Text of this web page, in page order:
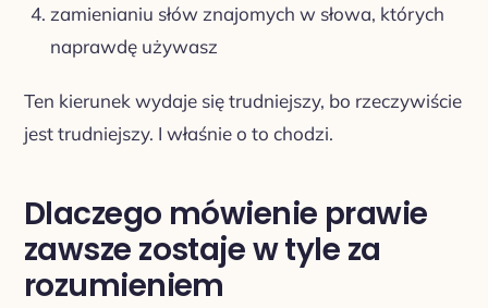
zamienianiu słów znajomych w słowa, których
naprawdę używasz
Ten kierunek wydaje się trudniejszy, bo rzeczywiście
jest trudniejszy. I właśnie o to chodzi.
Dlaczego mówienie prawie
zawsze zostaje w tyle za
rozumieniem